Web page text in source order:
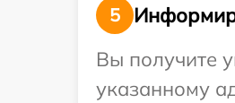
5
Вы получите
указанному